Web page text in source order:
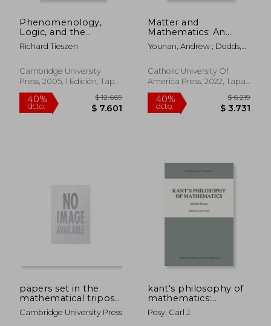
Phenomenology,
Logic, and the
Philosophy of
Mathematics (en
Richard Tieszen
Cambridge University
Press, 2005, 1 Edición, Tapa
Dura, Nuevo
Matter and
Mathematics: An
Essentialist Account
of Laws of Nature (en
Younan, Andrew ; Dodds,
Catholic University Of
America Press, 2022, Tapa
Dura, Nuevo
papers set in the
mathematical tripos,
in the university of
cambridge, 1913-1917
Cambridge University Press
kant's philosophy of
mathematics:
modern essays (en
Inglés)
Posy, Carl J.